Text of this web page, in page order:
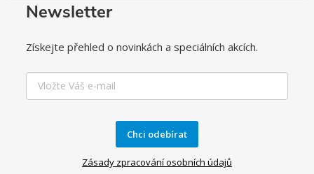
Newsletter
Získejte přehled o novinkách a speciálních akcích.
Chci odebírat
Zásady zpracování osobních údajů